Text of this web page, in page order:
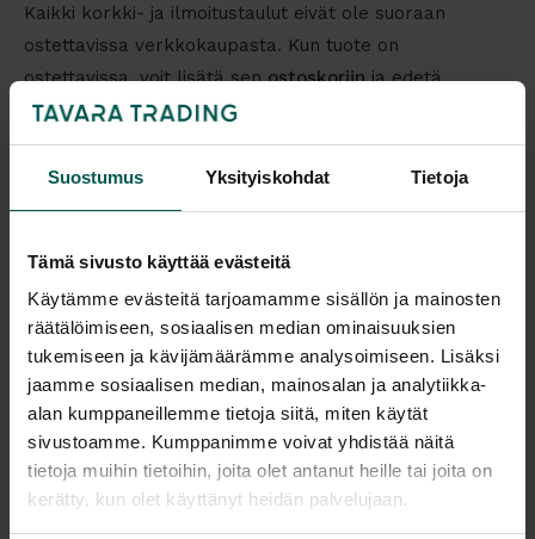
Suostumus Yksityiskohdat Tietoja
Tämä sivusto käyttää evästeitä
Käytämme evästeitä tarjoamamme sisällön ja mainosten
räätälöimiseen, sosiaalisen median ominaisuuksien
tukemiseen ja kävijämäärämme analysoimiseen. Lisäksi
jaamme sosiaalisen median, mainosalan ja analytiikka-
alan kumppaneillemme tietoja siitä, miten käytät
sivustoamme. Kumppanimme voivat yhdistää näitä
tietoja muihin tietoihin, joita olet antanut heille tai joita on
kerätty, kun olet käyttänyt heidän palvelujaan.
Kaikki korkki- ja ilmoitustaulut eivät ole suoraan
ostettavissa verkkokaupasta. Kun tuote on
ostettavissa, voit lisätä senostoskoriinja edetä
kassalle. Jos tuote on tilaustuote, mittatilausratkaisu
tai toimitetaan tarjouksella (esimerkiksi vakiokoosta
poikkeava koko tai kokonaisuustoimitus), lisää se
tarjouskoriinja pyydä tarjous.
Tarjouspyyntö kannattaa erityisesti silloin, kun:
tarvitset useamman ilmoitustaulun samaan
kohteeseen (koulu, kunta, sairaala, yrityksen useat
toimipisteet)
haluat varmistaa koon, sijoituksen ja kiinnitystavan
etsit mittatilausratkaisua tai vakiokokoa suurempaa
taulua
toimitus on toiselle paikkakunnalle ja haluat
kerralla kokonaisuuden